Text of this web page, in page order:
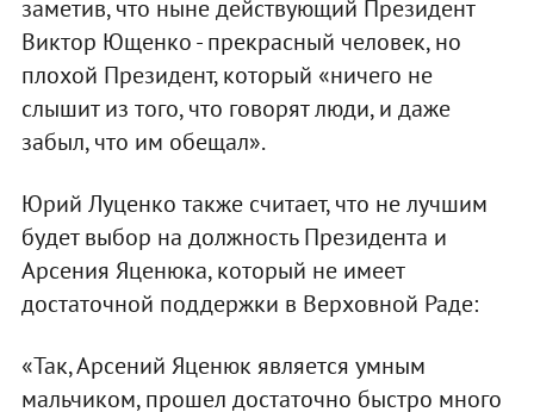
заметив, что ныне действующий Президент
Виктор Ющенко - прекрасный человек, но
плохой Президент, который «ничего не
слышит из того, что говорят люди, и даже
забыл, что им обещал».
Юрий Луценко также считает, что не лучшим
будет выбор на должность Президента и
Арсения Яценюка, который не имеет
достаточной поддержки в Верховной Раде:
«Так, Арсений Яценюк является умным
мальчиком, прошел достаточно быстро много